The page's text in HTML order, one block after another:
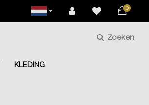
0
Zoeken
KLEDING